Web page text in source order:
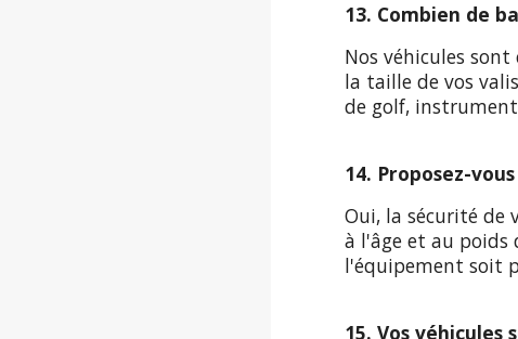
13. Combien de
Nos véhicules
la taille de vos
de golf,
14. Proposez-
Oui, la sécurité de
à l'âge et au poids
l'équipement soit
15. Vos